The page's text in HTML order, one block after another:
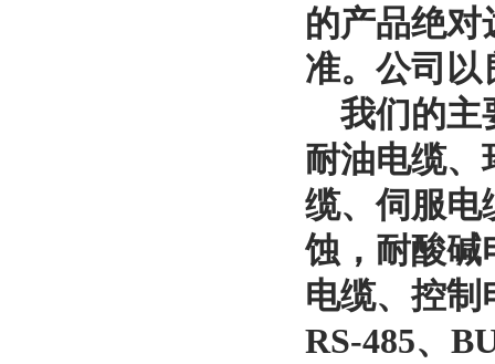
的产品绝对
准。公司以
我们的主
耐油电缆、
缆、伺服电
蚀，耐酸碱
电缆、控制
RS-485、